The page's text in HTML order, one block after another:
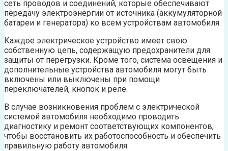
сеть проводов и соединений, которые обеспечивают
передачу электроэнергии от источника (аккумуляторной
батареи и генератора) ко всем устройствам автомобиля.
Каждое электрическое устройство имеет свою
собственную цепь, содержащую предохранители для
защиты от перегрузки. Кроме того, система освещения и
дополнительные устройства автомобиля могут быть
включены или выключены при помощи
переключателей, кнопок и реле.
В случае возникновения проблем с электрической
системой автомобиля необходимо проводить
диагностику и ремонт соответствующих компонентов,
чтобы восстановить их работоспособность и обеспечить
правильную работу автомобиля.